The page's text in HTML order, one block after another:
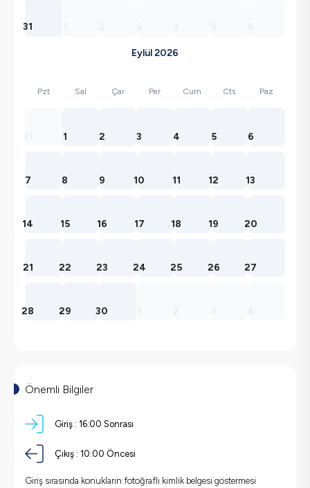
31
Eylül 2026
Pzt Sal Çar Per Cum Cts Paz
1 2 3 4 5 6
7 8 9 10 11 12 13
14 15 16 17 18 19 20
21 22 23 24 25 26 27
28 29 30
Önemli Bilgiler
Giriş : 16:00 Sonrası
Çıkış : 10:00 Öncesi
Giriş sırasında konukların fotoğraflı kimlik belgesi göstermesi